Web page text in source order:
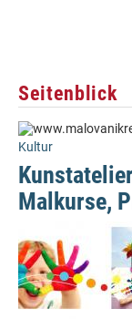
Seitenblick
Kultur
Malkurse,